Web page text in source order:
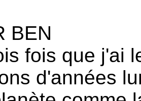
BEN
fois que j'ai
d'années